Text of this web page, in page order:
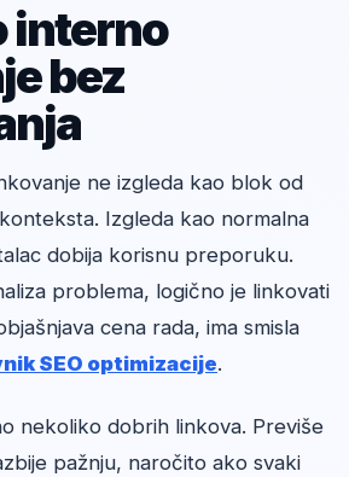
interno
bez
ne izgleda kao blok od
Izgleda kao normalna
dobija korisnu preporuku.
problema, logično je linkovati
cena rada, ima smisla
SEO optimizacije.
nekoliko dobrih linkova. Previše
pažnju, naročito ako svaki